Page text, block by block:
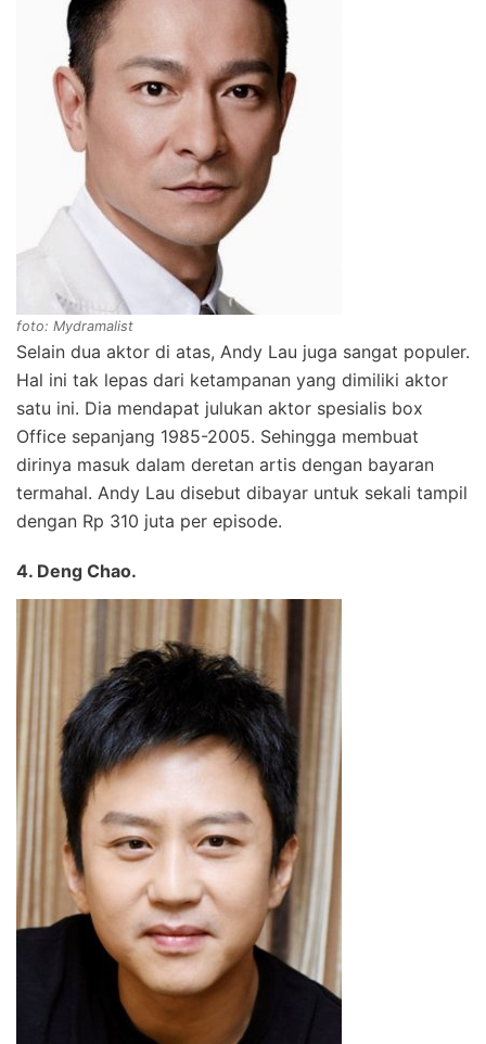
foto: Mydramalist
Selain dua aktor di atas, Andy Lau juga sangat populer.
Hal ini tak lepas dari ketampanan yang dimiliki aktor
satu ini. Dia mendapat julukan aktor spesialis box
Office sepanjang 1985-2005. Sehingga membuat
dirinya masuk dalam deretan artis dengan bayaran
termahal. Andy Lau disebut dibayar untuk sekali tampil
dengan Rp 310 juta per episode.
4. Deng Chao.